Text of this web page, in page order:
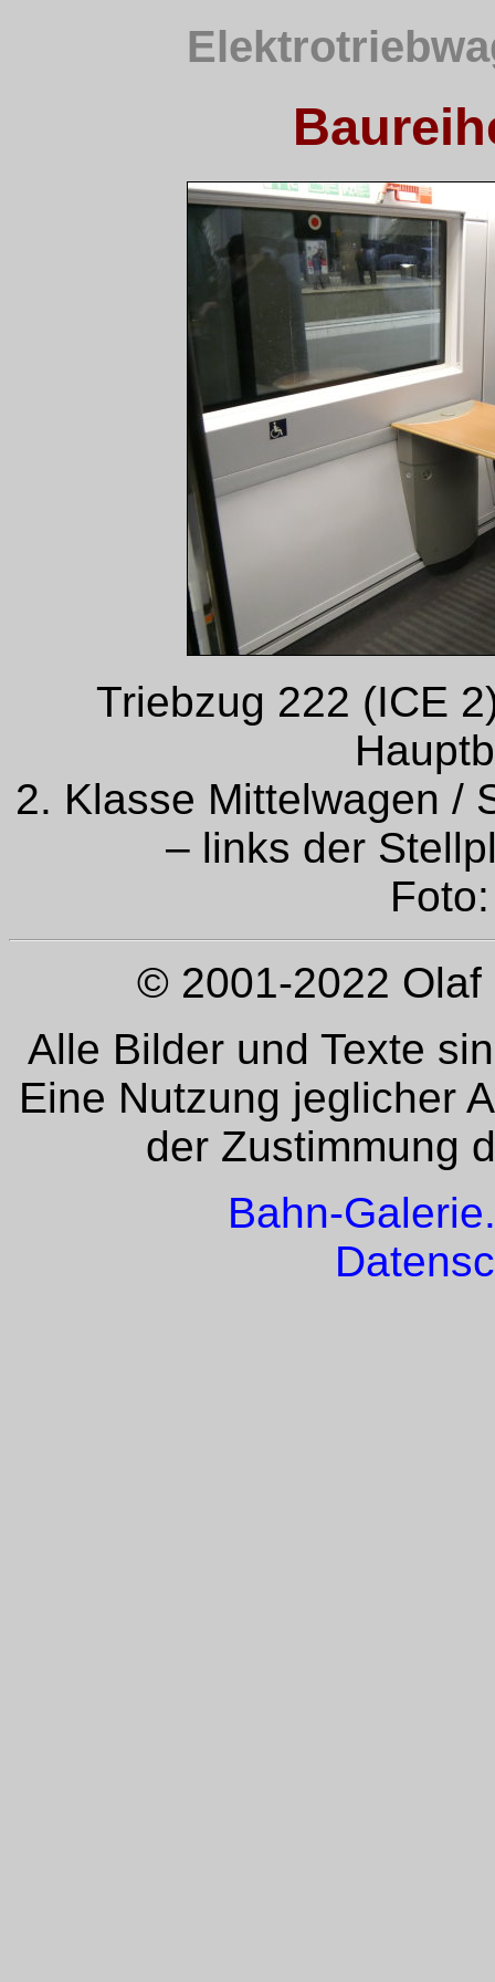
Triebzug 222 (ICE
2. Klasse Mittelwagen /
– links der
© 2001-2022 Olaf
Alle Bilder und Texte
Eine Nutzung jeglicher
der Zustimmung
Bahn-